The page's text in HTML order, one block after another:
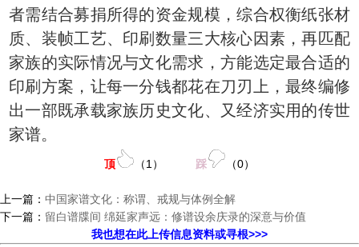
者需结合募捐所得的资金规模，综合权衡纸张材
质、装帧工艺、印刷数量三大核心因素，再匹配
家族的实际情况与文化需求，方能选定最合适的
印刷方案，让每一分钱都花在刀刃上，最终编修
出一部既承载家族历史文化、又经济实用的传世
家谱。
顶 （1 ） 踩 （0）
上一篇： 中国家谱文化：称谓、戒规与体例全解
下一篇： 留白谱牒间 绵延家声远：修谱设余庆录的深意与价值
我也想在此上传信息资料或寻根>>>